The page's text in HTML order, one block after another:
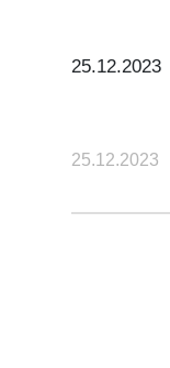
25.12.2023
25.12.2023